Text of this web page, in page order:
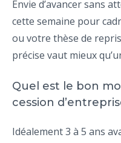
Envie d’avancer sans
cette semaine pour
ou votre thèse de
précise vaut mieux
Quel est le bon
cession
Idéalement 3 à 5 ans